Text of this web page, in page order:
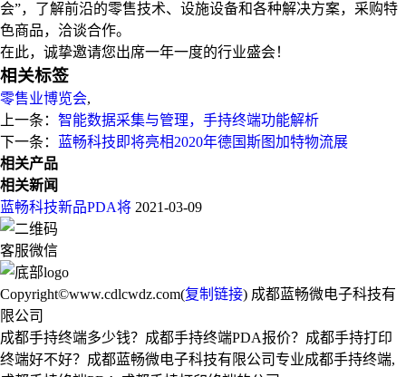
会”，了解前沿的零售技术、设施设备和各种解决方案，采购特
色商品，洽谈合作。
在此，诚挚邀请您出席一年一度的行业盛会！
相关标签
零售业博览会,
上一条： 智能数据采集与管理，手持终端功能解析
下一条：
蓝畅科技即将亮相2020年德国斯图加特物流展
相关产品
相关新闻
蓝畅科技新品PDA将 2021-03-09
客服微信
Copyright©www.cdlcwdz.com(复制链接) 成都蓝畅微电子科技有
限公司
成都手持终端多少钱？成都手持终端PDA报价？成都手持打印
终端好不好？成都蓝畅微电子科技有限公司专业成都手持终端,